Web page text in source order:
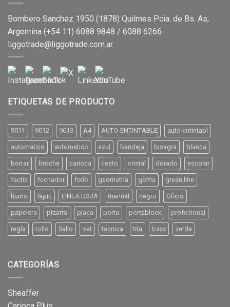
Bombero Sanchez 1950 (1878) Quilmes Pcia. de Bs. As,
Argentina (+54 11) 6088 9848 / 6088 6266
liggotrade@liggotrade.com.ar
ETIQUETAS DE PRODUCTO
9011 9012 9013 A4 AUTO-ENTINTABLE auto entintabl
automatico autometico azul bandeja bisagra blanca
borrar broche carioca cesto cristal dorado escolar
factis fechador folio geometria goma green line
humo lapiz LINEA ROJA manual negro Oficio
papelera pizarra placa porta portablock profesional
regla rollo Sello set tecnica tita traxx verde
CATEGORÍAS
Sheaffer